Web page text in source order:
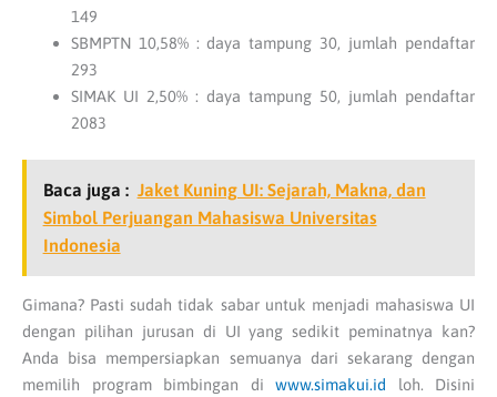
149
SBMPTN 10,58% : daya tampung 30, jumlah pendaftar
293
SIMAK UI 2,50% : daya tampung 50, jumlah pendaftar
2083
Baca juga : Jaket Kuning UI: Sejarah, Makna, dan
Simbol Perjuangan Mahasiswa Universitas
Indonesia
Gimana? Pasti sudah tidak sabar untuk menjadi mahasiswa UI
dengan pilihan jurusan di UI yang sedikit peminatnya kan?
Anda bisa mempersiapkan semuanya dari sekarang dengan
memilih program bimbingan di www.simakui.id loh. Disini